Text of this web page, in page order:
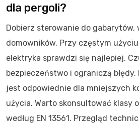
dla pergoli?
Dobierz sterowanie do
domowników. Przy częstym
elektryka sprawdzi się najlepiej.
bezpieczeństwo i ograniczą
jest odpowiednie dla mniejszych
użycia. Warto skonsultować klasy
według EN 13561. Przegląd